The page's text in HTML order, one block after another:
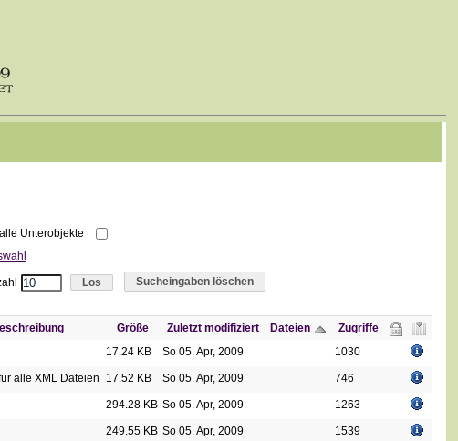
Unterobjekte
Sucheingaben löschen
Größe Zuletzt modifiziert Dateien
Zugriffe
17.24 KB So 05. Apr, 2009 1030
alle XML Dateien 17.52 KB So 05. Apr, 2009 746
294.28 KB So 05. Apr, 2009 1263
249.55 KB So 05. Apr, 2009 1539